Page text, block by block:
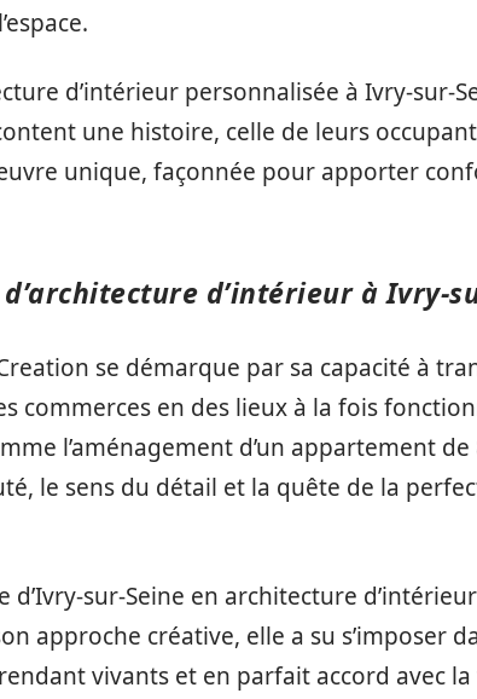
d’intérieur personnalisée à Ivry-sur-
une histoire, celle de leurs
unique, façonnée pour apporter
d’intérieur à Ivry-
se démarque par sa capacité à
commerces en des lieux à la fois
l’aménagement d’un appartement
le sens du détail et la quête de la
sur-Seine en architecture
approche créative, elle a su s’imposer
vivants et en parfait accord avec